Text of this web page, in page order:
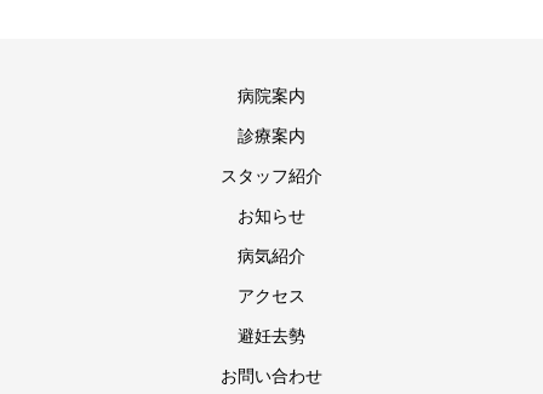
病院案内
診療案内
スタッフ紹介
お知らせ
病気紹介
アクセス
避妊去勢
お問い合わせ